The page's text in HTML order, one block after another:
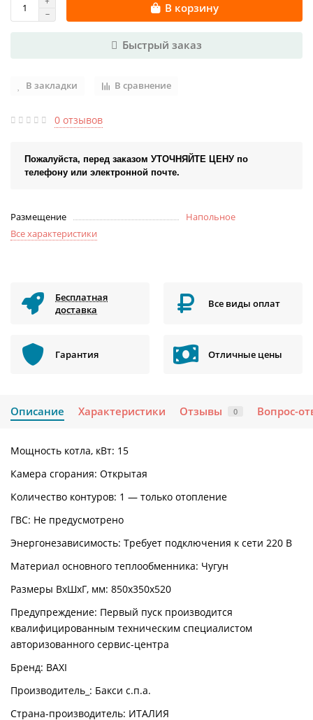
В корзину
Быстрый заказ
В закладки В сравнение
0 отзывов
Пожалуйста, перед заказом УТОЧНЯЙТЕ ЦЕНУ по
телефону или электронной почте.
Размещение
Напольное
Все характеристики
Бесплатная
доставка
Все виды оплат
Гарантия Отличные цены
Описание Характеристики Отзывы 0 Вопрос-
Мощность котла, кВт: 15
Камера сгорания: Открытая
Количество контуров: 1 — только отопление
ГВС: Не предусмотрено
Энергонезависимость: Требует подключения к сети 220 В
Материал основного теплообменника: Чугун
Размеры ВхШхГ, мм: 850х350х520
Предупреждение: Первый пуск производится
квалифицированным техническим специалистом
авторизованного сервис-центра
Бренд: BAXI
Производитель_: Бакси с.п.а.
Страна-производитель: ИТАЛИЯ